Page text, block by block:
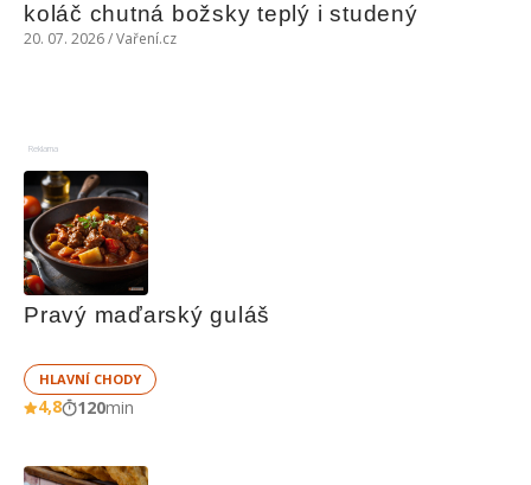
koláč chutná božsky teplý i studený
20. 07. 2026 / Vaření.cz
Reklama
Pravý maďarský guláš
HLAVNÍ CHODY
4,8 120min